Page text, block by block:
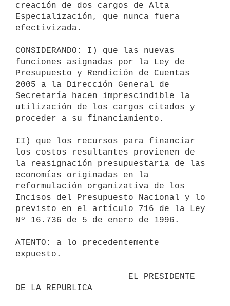
creación de dos cargos de Alta
Especialización, que nunca fuera
efectivizada.
CONSIDERANDO: I) que las nuevas
funciones asignadas por la Ley de
Presupuesto y Rendición de Cuentas
2005 a la Dirección General de
Secretaría hacen imprescindible la
utilización de los cargos citados y
proceder a su financiamiento.
II) que los recursos para financiar
los costos resultantes provienen de
la reasignación presupuestaria de las
economías originadas en la
reformulación organizativa de los
Incisos del Presupuesto Nacional y lo
previsto en el artículo 716 de la Ley
Nº 16.736 de 5 de enero de 1996.
ATENTO: a lo precedentemente
expuesto.
DE LA REPUBLICA